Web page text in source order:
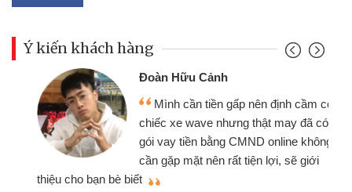
Ý kiến khách hàng
Đoàn Hữu Cảnh
Mình cần tiền gấp nên định cầm cố
chiếc xe wave nhưng thật may đã có
gói vay tiền bằng CMND online không
cần gặp mặt nên rất tiện lợi, sẽ giới
thiệu cho bạn bè biết